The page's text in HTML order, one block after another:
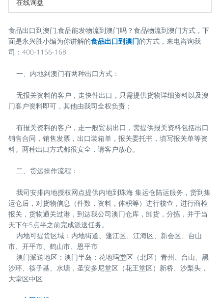
在线询盘
食品出口到澳门,食品能发物流到澳门吗？食品物流到澳门方式，下
面是永兴胜小编为你讲解的食品出口到澳门的方式，来电咨询我
司：400-1156-168
一、内地到澳门有两种出口方式：
无报关资料的客户，走快件出口，只需提供货物详细资料以及澳
门客户资料即可，其他由我司全权负责；
有报关资料的客户，走一般贸易出口，需提供报关资料包括出口
销售合同，销售发票，出口装箱单，报关委托书，填写报关单等资
料。两种出口方式都很安全，请客户放心。
二、货运操作流程：
我司安排内地授权网点提供内地到珠海 集运仓陆运服务，货到集
运仓后，对货物信息（件数，资料，体积等）进行核查，进行商检
报关，货物通关过港，到达我公司澳门仓库，卸货，分拣，并于当
天下午5点半之前完成派送任务。
内地可提货区域：内地街道、蓬江区、江海区、新会区、台山
市、开平市、鹤山市、恩平市
澳门派送地区：澳门半岛：花地玛堂区（北区）青州、台山、黑
沙环、筷子基、水塘，圣安多尼堂区（花王堂区）新桥、沙梨头，
大堂区中区